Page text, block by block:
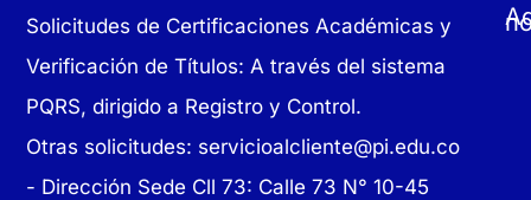
Solicitudes de Certificaciones Académicas y
Verificación de Títulos: A través del sistema
PQRS, dirigido a Registro y Control.
Otras solicitudes: servicioalcliente@pi.edu.co
- Dirección Sede Cll 73: Calle 73 N° 10-45